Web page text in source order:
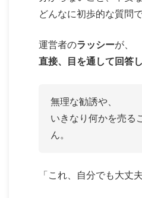
どんなに初歩的な質問
運営者のラッシーが、
直接、目を通して回答
無理な勧誘や、
いきなり何かを売る
ん。
「これ、自分でも大丈